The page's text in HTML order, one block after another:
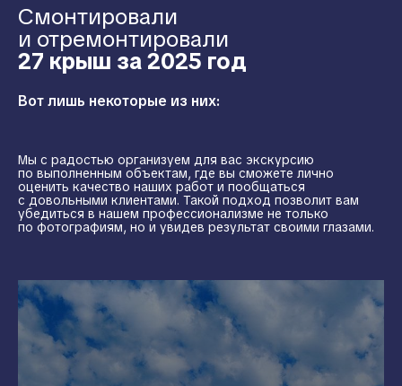
Смонтировали
и отремонтировали
27 крыш за 2025 год
Вот лишь некоторые из них:
Мы с радостью организуем для вас экскурсию
по выполненным объектам, где вы сможете лично
оценить качество наших работ и пообщаться
с довольными клиентами. Такой подход позволит вам
убедиться в нашем профессионализме не только
по фотографиям, но и увидев результат своими глазами.